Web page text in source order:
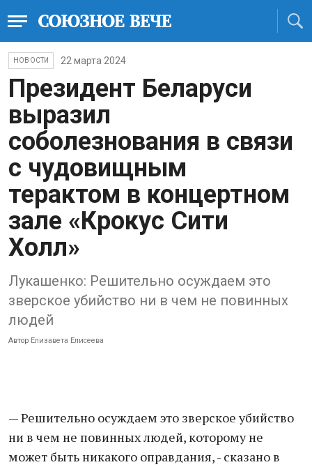
НОВОСТИ 22 марта 2024
Президент Беларуси
выразил
соболезнования в связи
с чудовищным
терактом в концертном
зале «Крокус Сити
Холл»
Лукашенко: Решительно осуждаем это
зверское убийство ни в чем не повинных
людей
Автор Елизавета Елисеева
— Решительно осуждаем это зверское убийство
ни в чем не повинных людей, которому не
может быть никакого оправдания, - сказано в